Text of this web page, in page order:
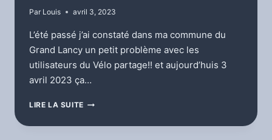
Par Louis avril 3, 2023
L’été passé j’ai constaté dans ma commune du
Grand Lancy un petit problème avec les
utilisateurs du Vélo partage!! et aujourd’huis 3
avril 2023 ça…
LIRE LA SUITE MON
DE